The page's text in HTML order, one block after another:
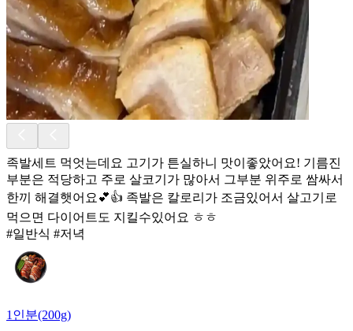
족발세트 먹엇는데요 고기가 튼실하니 맛이좋았어요! 기름진
부분은 적당하고 주로 살코기가 많아서 그부분 위주로 쌈싸서
한끼 해결햇어요💕👍 족발은 칼로리가 조금있어서 살고기로
먹으면 다이어트도 지킬수있어요 ㅎㅎ
#일반식 #저녁
1인분(200g)